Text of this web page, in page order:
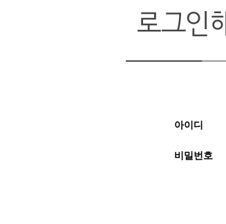
아이디
비밀번호